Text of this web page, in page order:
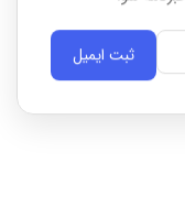
ثبت ایمیل